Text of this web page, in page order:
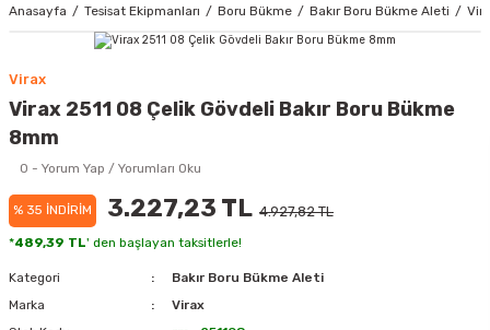
Anasayfa Tesisat Ekipmanları Boru Bükme Bakır Boru Bükme Aleti
Virax
Virax 2511 08 Çelik Gövdeli Bakır Boru Bükme
8mm
0 - Yorum Yap / Yorumları Oku
% 35 İNDİRİM 3.227,23 TL 4.927,82 TL
*489,39 TL' den başlayan taksitlerle!
Kategori
Bakır Boru Bükme Aleti
Marka
Virax